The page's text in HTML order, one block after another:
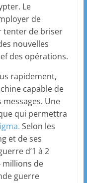
Le
de
tenter de briser
nouvelles
des opérations.
rapidement,
capable de
Une
qui permettra
Selon les
et de ses
d’1 à 2
millions de
guerre